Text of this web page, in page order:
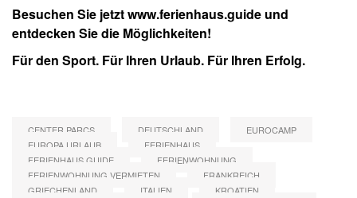
Besuchen Sie jetzt www.ferienhaus.guide und
entdecken Sie die Möglichkeiten!
Für den Sport. Für Ihren Urlaub. Für Ihren Erfolg.
CENTER PARCS DEUTSCHLAND
EUROCAMP
EUROPA URLAUB
FERIENHAUS
FERIENHAUS.GUIDE
FERIENWOHNUNG
FERIENWOHNUNG VERMIETEN
FRANKREICH
GRIECHENLAND
ITALIEN
KROATIEN